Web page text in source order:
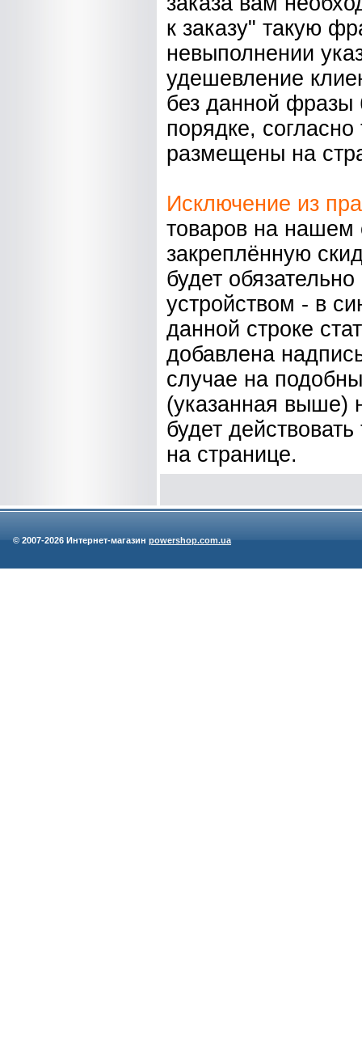
к заказу" такую
невыполнении
удешевление
без данной фразы
порядке,
размещены на
Исключение из
товаров на нашем
закреплённую
будет
устройством - в
данной строке
добавлена
случае на
(указанная выше)
будет
на странице.
© 2007-2026 Интернет-магазин powershop.com.ua